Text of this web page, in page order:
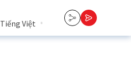
Tiếng Việt